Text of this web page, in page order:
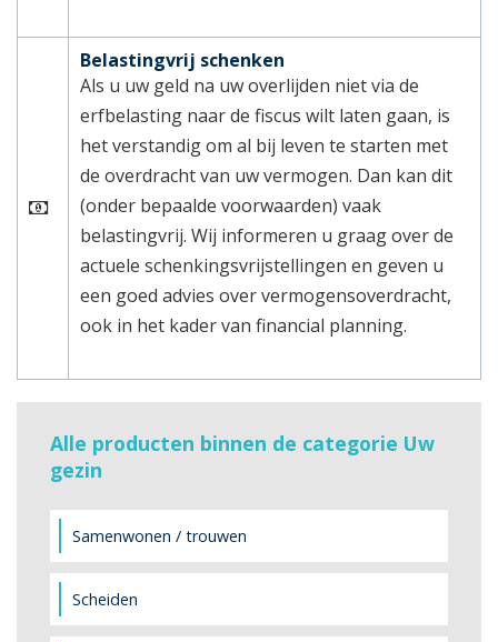
Belastingvrij schenken
Als u uw geld na uw overlijden niet via de
erfbelasting naar de fiscus wilt laten gaan, is
het verstandig om al bij leven te starten met
de overdracht van uw vermogen. Dan kan dit
(onder bepaalde voorwaarden) vaak
belastingvrij. Wij informeren u graag over de
actuele schenkingsvrijstellingen en geven u
een goed advies over vermogensoverdracht,
ook in het kader van financial planning.
Alle producten binnen de categorie Uw
gezin
Samenwonen / trouwen
Scheiden